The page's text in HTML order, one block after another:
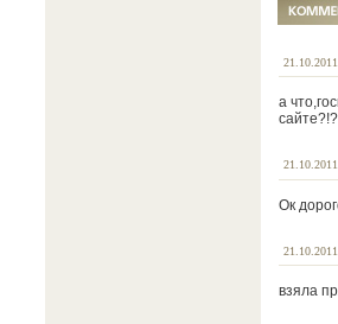
21.10.2011
а
21.10.2011
Ок
21.10.2011
взяла